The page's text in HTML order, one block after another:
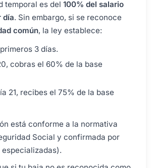
temporal es del 100% del salario
día. Sin embargo, si se reconoce
común, la ley establece:
3 días.
cobras el 60% de la base
21, recibes el 75% de la base
está conforme a la normativa
Social y confirmada por